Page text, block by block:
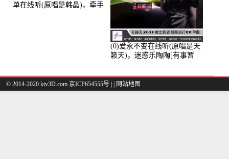
单在线听(原唱是韩晶)，牵手
(0)爱永不变在线听(原唱是天
籁天)，迷惑乐陶陶[有事暂
© 2014-2020 ktv3D.com 京ICP654555号 | 网站地图